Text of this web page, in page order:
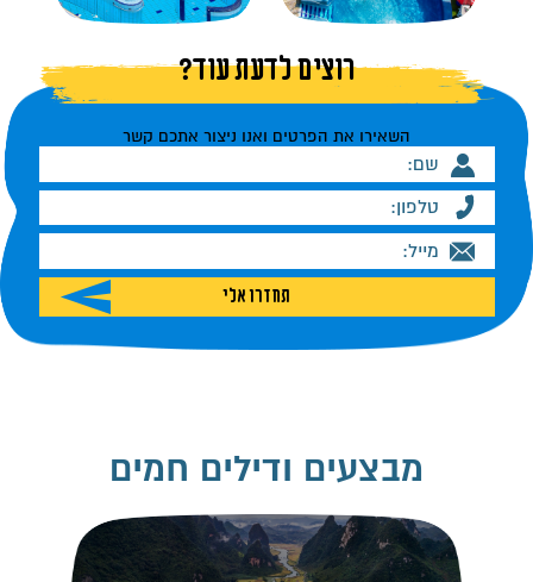
רוצים לדעת עוד?
השאירו את הפרטים ואנו ניצור אתכם קשר
מבצעים ודילים חמים